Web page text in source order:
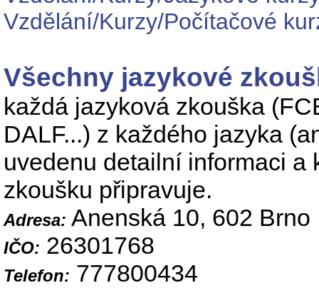
Vzdělání/Kurzy/Počítačové
Všechny jazykové
každá jazyková zkouška
DALF...) z každého jazyka
uvedenu detailní informaci a
zkoušku připravuje.
Adresa: Anenská 10, 602 Brno
IČO: 26301768
Telefon: 777800434